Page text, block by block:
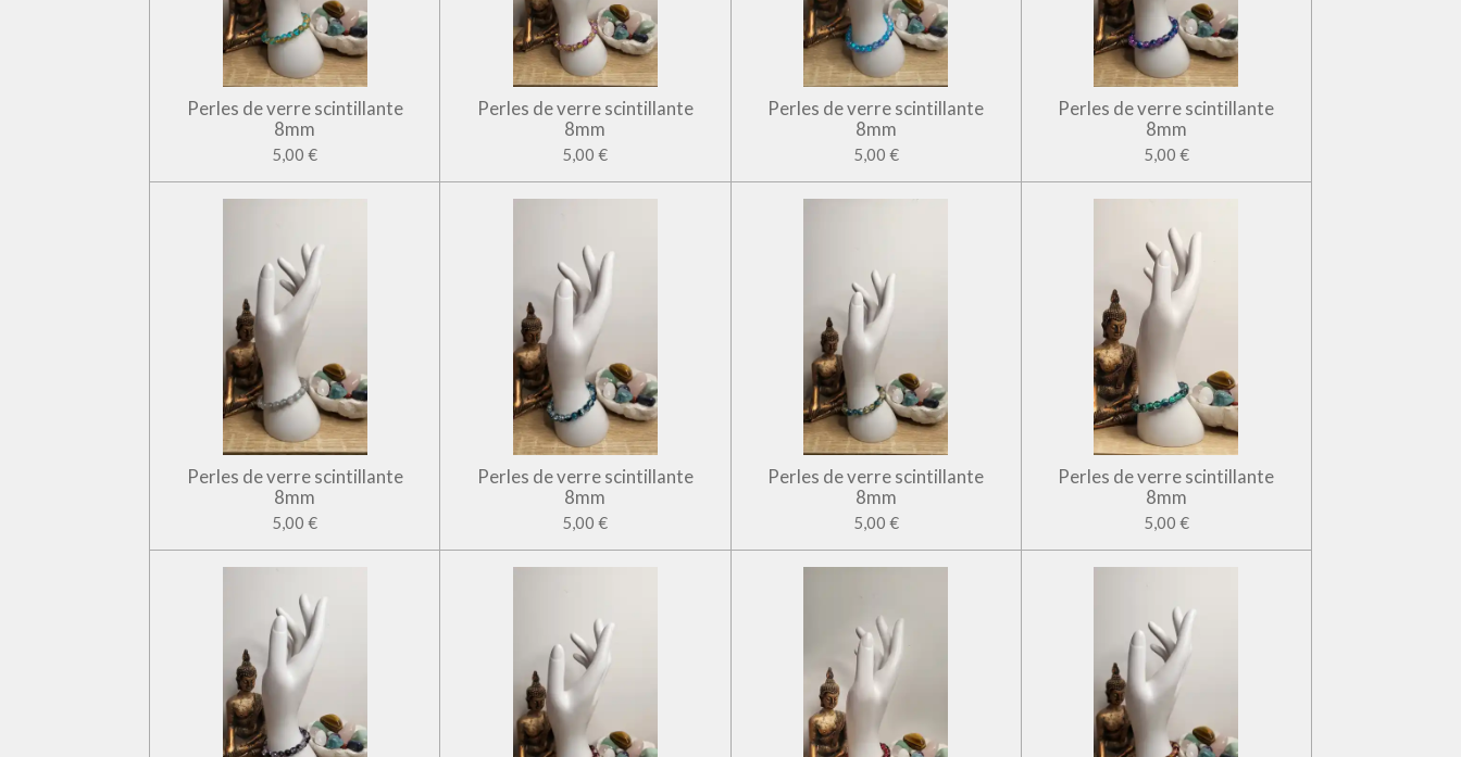
Perles de verre scintillante
8mm
5,00 €
Perles de verre scintillante
8mm
5,00 €
Perles de verre scintillante
8mm
5,00 €
Perles de verre scintillante
8mm
5,00 €
Perles de verre scintillante
8mm
5,00 €
Perles de verre scintillante
8mm
5,00 €
Perles de verre scintillante
8mm
5,00 €
Perles de verre scintillante
8mm
5,00 €